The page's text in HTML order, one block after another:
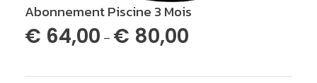
Abonnement Piscine 3 Mois
€ 64,00 – € 80,00